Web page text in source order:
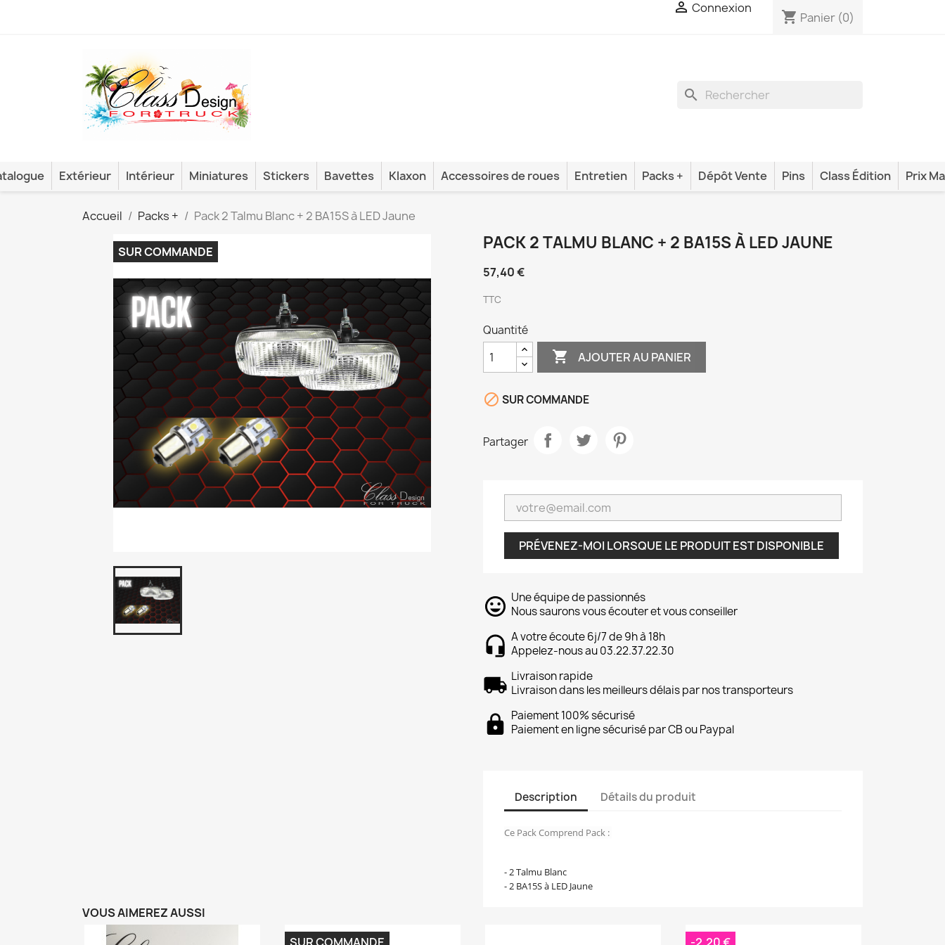
 Connexion
shopping_cart Panier (0)
search
Extérieur Intérieur Miniatures Stickers Bavettes Klaxon Accessoires de roues Entretien Packs + Dépôt Vente Pins Class Édition Prix
Accueil Packs + Pack 2 Talmu Blanc + 2 BA15S à LED Jaune
SUR COMMANDE PACK 2 TALMU BLANC + 2 BA15S À LED JAUNE
57,40 €
TTC
Quantité
 AJOUTER AU PANIER
 SUR COMMANDE
Partager
PRÉVENEZ-MOI LORSQUE LE PRODUIT EST DISPONIBLE
Une équipe de passionnés
Nous saurons vous écouter et vous conseiller
A votre écoute 6j/7 de 9h à 18h
Appelez-nous au 03.22.37.22.30
Livraison rapide
Livraison dans les meilleurs délais par nos transporteurs
Paiement 100% sécurisé
Paiement en ligne sécurisé par CB ou Paypal
Description Détails du produit
Ce Pack Comprend Pack :
- 2 Talmu Blanc
- 2 BA15S à LED Jaune
VOUS AIMEREZ AUSSI